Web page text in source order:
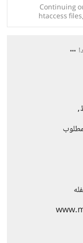
Continuing
htaccess
examine how to use